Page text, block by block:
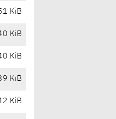
KiB
KiB
KiB
KiB
KiB